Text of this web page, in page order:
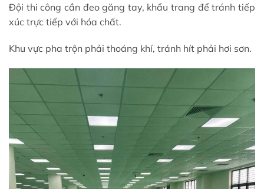
Đội thi công cần đeo găng tay, khẩu trang để tránh tiếp
xúc trực tiếp với hóa chất.
Khu vực pha trộn phải thoáng khí, tránh hít phải hơi sơn.